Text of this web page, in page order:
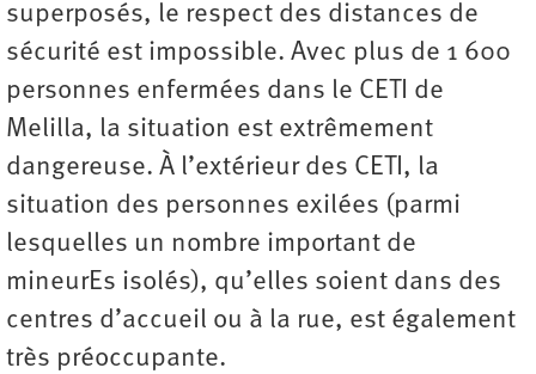
superposés, le respect des distances de
sécurité est impossible. Avec plus de 1 600
personnes enfermées dans le CETI de
Melilla, la situation est extrêmement
dangereuse. À l’extérieur des CETI, la
situation des personnes exilées (parmi
lesquelles un nombre important de
mineurEs isolés), qu’elles soient dans des
centres d’accueil ou à la rue, est également
très préoccupante.